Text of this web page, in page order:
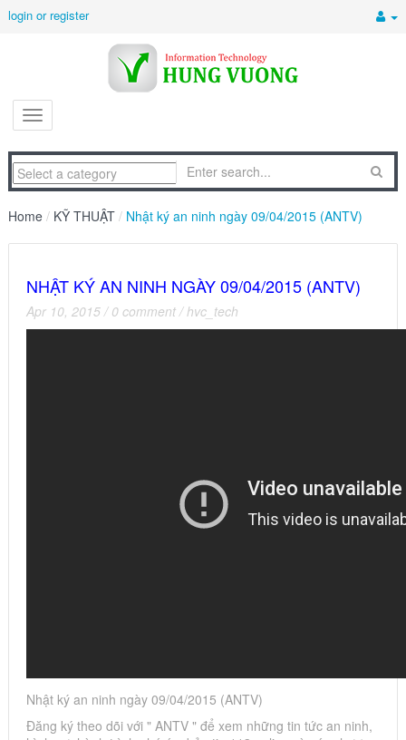
login or register
Home / KỸ THUẬT / Nhật ký an ninh ngày 09/04/2015 (ANTV)
NHẬT KÝ AN NINH NGÀY 09/04/2015 (ANTV)
Apr 10, 2015 / 0 comment /hvc_tech
Nhật ký an ninh ngày 09/04/2015 (ANTV)
Đăng ký theo dõi với " ANTV " để xem những tin tức an ninh,